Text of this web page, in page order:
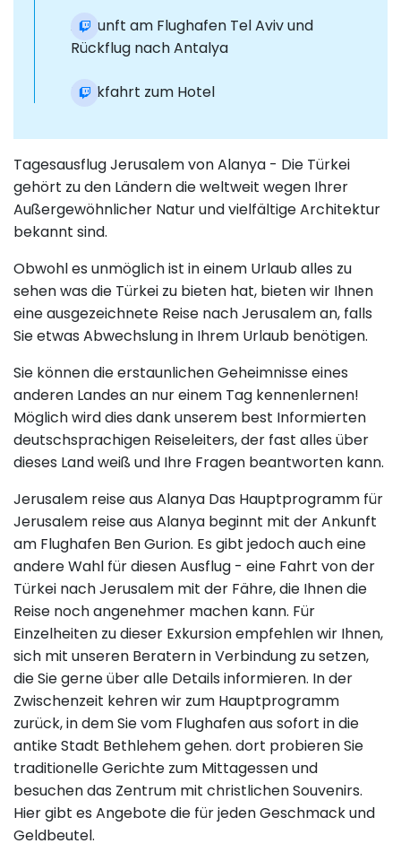
Ankunft am Flughafen Tel Aviv und
Rückflug nach Antalya
Rückfahrt zum Hotel
Tagesausflug Jerusalem von Alanya - Die Türkei
gehört zu den Ländern die weltweit wegen Ihrer
Außergewöhnlicher Natur und vielfältige Architektur
bekannt sind.
Obwohl es unmöglich ist in einem Urlaub alles zu
sehen was die Türkei zu bieten hat, bieten wir Ihnen
eine ausgezeichnete Reise nach Jerusalem an, falls
Sie etwas Abwechslung in Ihrem Urlaub benötigen.
Sie können die erstaunlichen Geheimnisse eines
anderen Landes an nur einem Tag kennenlernen!
Möglich wird dies dank unserem best Informierten
deutschsprachigen Reiseleiters, der fast alles über
dieses Land weiß und Ihre Fragen beantworten kann.
Jerusalem reise aus Alanya Das Hauptprogramm für
Jerusalem reise aus Alanya beginnt mit der Ankunft
am Flughafen Ben Gurion. Es gibt jedoch auch eine
andere Wahl für diesen Ausflug - eine Fahrt von der
Türkei nach Jerusalem mit der Fähre, die Ihnen die
Reise noch angenehmer machen kann. Für
Einzelheiten zu dieser Exkursion empfehlen wir Ihnen,
sich mit unseren Beratern in Verbindung zu setzen,
die Sie gerne über alle Details informieren. In der
Zwischenzeit kehren wir zum Hauptprogramm
zurück, in dem Sie vom Flughafen aus sofort in die
antike Stadt Bethlehem gehen. dort probieren Sie
traditionelle Gerichte zum Mittagessen und
besuchen das Zentrum mit christlichen Souvenirs.
Hier gibt es Angebote die für jeden Geschmack und
Geldbeutel.